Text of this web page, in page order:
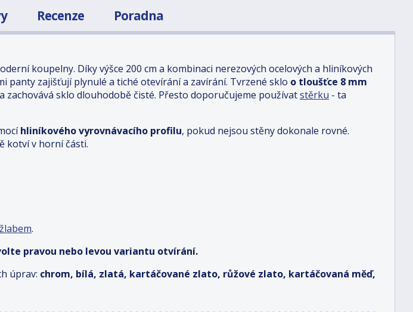
Recenze Poradna
koupelny. Díky výšce 200 cm a kombinaci nerezových ocelových a hliníkových
panty zajišťují plynulé a tiché otevírání a zavírání. Tvrzené sklo o tloušťce 8 mm
zachovává sklo dlouhodobě čisté. Přesto doporučujeme používatstěrku - ta
hliníkového vyrovnávacího profilu, pokud nejsou stěny dokonale rovné.
kotví v horní části.
.
pravou nebo levou variantu otvírání.
úprav: chrom, bílá, zlatá, kartáčované zlato, růžové zlato, kartáčovaná měď,